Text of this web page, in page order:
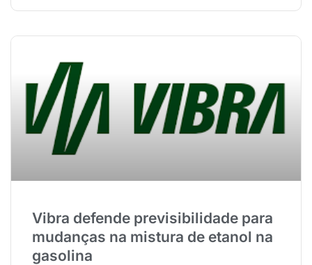
Vibra defende previsibilidade para
mudanças na mistura de etanol na
gasolina